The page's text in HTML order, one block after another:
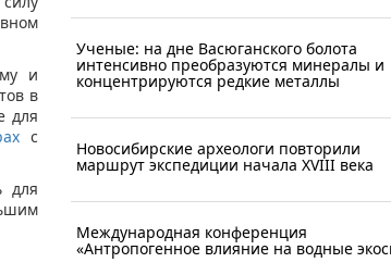
и
в
для
с
для
Ученые: на дне Васюганского болота
интенсивно преобразуются минералы и
концентрируются редкие металлы
Новосибирские археологи повторили
маршрут экспедиции начала XVIII века
Международная конференция
«Антропогенное влияние на водные